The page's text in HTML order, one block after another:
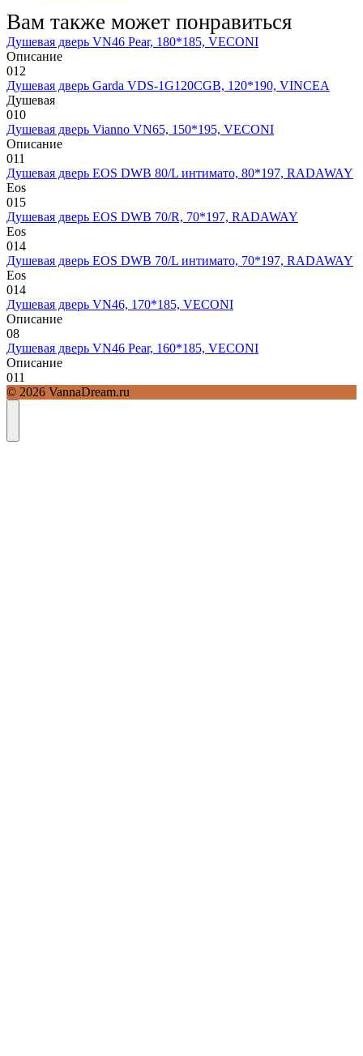
Вам также может понравиться
Душевая дверь VN46 Pear, 180*185, VECONI
Описание
012
Душевая дверь Garda VDS-1G120CGB, 120*190, VINCEA
Душевая
010
Душевая дверь Vianno VN65, 150*195, VECONI
Описание
011
Душевая дверь EOS DWB 80/L интимато, 80*197, RADAWAY
Eos
015
Душевая дверь EOS DWB 70/R, 70*197, RADAWAY
Eos
014
Душевая дверь EOS DWB 70/L интимато, 70*197, RADAWAY
Eos
014
Душевая дверь VN46, 170*185, VECONI
Описание
08
Душевая дверь VN46 Pear, 160*185, VECONI
Описание
011
© 2026 VannaDream.ru